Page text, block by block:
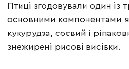
Птиці згодовували один із
основними компонентами
кукурудза, соєвий і
знежирені рисові висівки.